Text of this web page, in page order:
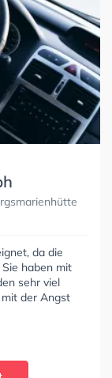
da die
haben mit
sehr viel
der Angst